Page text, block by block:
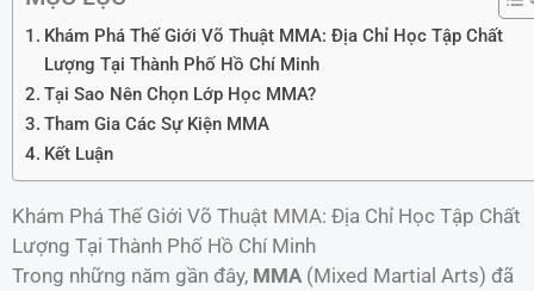
Khám Phá Thế Giới Võ Thuật MMA: Địa Chỉ Học Tập Chất
Lượng Tại Thành Phố Hồ Chí Minh
Tại Sao Nên Chọn Lớp Học MMA?
Tham Gia Các Sự Kiện MMA
Kết Luận
Khám Phá Thế Giới Võ Thuật MMA: Địa Chỉ Học Tập Chất
Lượng Tại Thành Phố Hồ Chí Minh
Trong những năm gần đây, MMA (Mixed Martial Arts) đã